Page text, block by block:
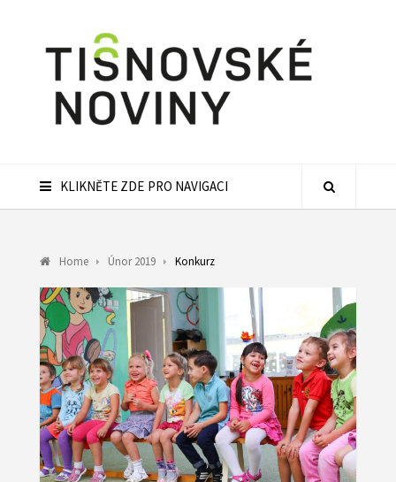
KLIKNĚTE ZDE PRO NAVIGACI
Home Únor 2019 Konkurz